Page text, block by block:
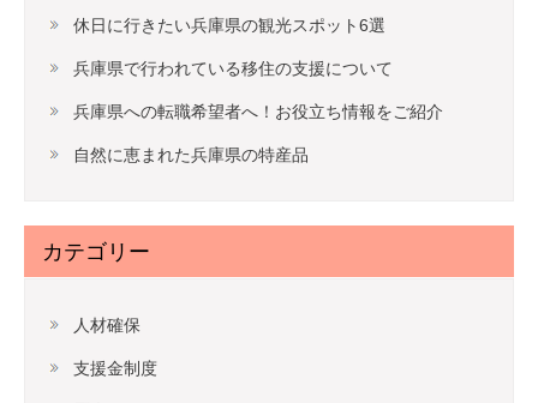
休日に行きたい兵庫県の観光スポット6選
兵庫県で行われている移住の支援について
兵庫県への転職希望者へ！お役立ち情報をご紹介
自然に恵まれた兵庫県の特産品
カテゴリー
人材確保
支援金制度